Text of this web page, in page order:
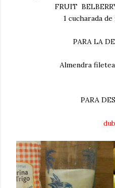
FRUIT
1 cucharada
PARA LA
Almendra
PARA